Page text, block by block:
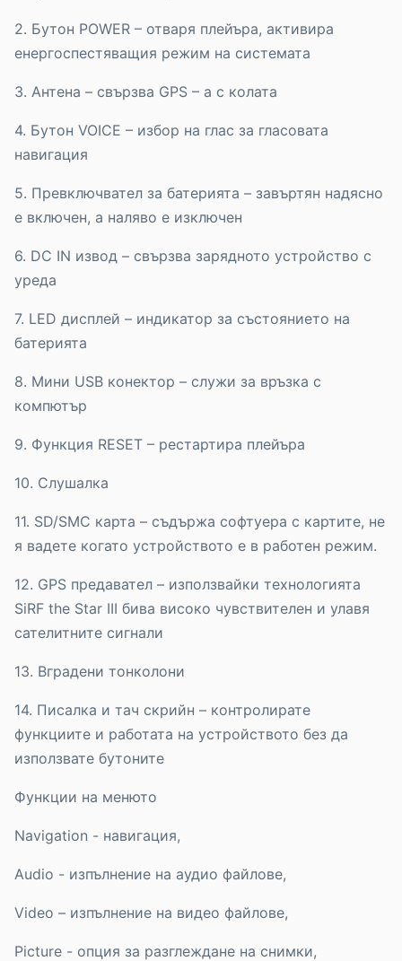
2. Бутон POWER – отваря плейъра, активира
енергоспестяващия режим на системата
3. Антена – свързва GPS – a с колата
4. Бутон VOICE – избор на глас за гласовата
навигация
5. Превключвател за батерията – завъртян надясно
е включен, а наляво е изключен
6. DC IN извод – свързва зарядното устройство с
уреда
7. LED дисплей – индикатор за състоянието на
батерията
8. Мини USB конектор – служи за връзка с
компютър
9. Функция RESET – рестартира плейъра
10. Слушалка
11. SD/SMC карта – съдържа софтуера с картите, не
я вадете когато устройството е в работен режим.
12. GPS предавател – използвайки технологията
SiRF the Star III бива високо чувствителен и улавя
сателитните сигнали
13. Вградени тонколони
14. Писалка и тач скрийн – контролирате
функциите и работата на устройството без да
използвате бутоните
Функции на менюто
Navigation - навигация,
Audio - изпълнение на аудио файлове,
Video – изпълнение на видео файлове,
Picture - опция за разглеждане на снимки,